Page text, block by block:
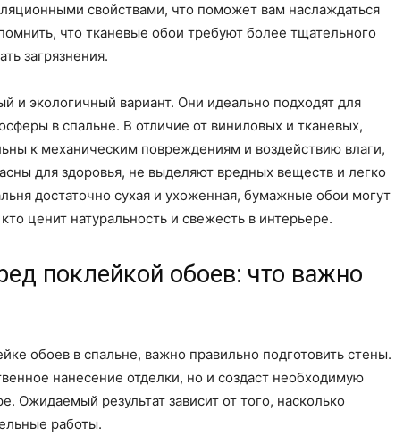
свойствами, что поможет вам наслаждаться
что тканевые обои требуют более тщательного
загрязнения.
и экологичный вариант. Они идеально подходят для
в спальне. В отличие от виниловых и тканевых,
к механическим повреждениям и воздействию влаги,
для здоровья, не выделяют вредных веществ и легко
достаточно сухая и ухоженная, бумажные обои могут
ценит натуральность и свежесть в интерьере.
поклейкой обоев: что важно
обоев в спальне, важно правильно подготовить стены.
нанесение отделки, но и создаст необходимую
Ожидаемый результат зависит от того, насколько
работы.